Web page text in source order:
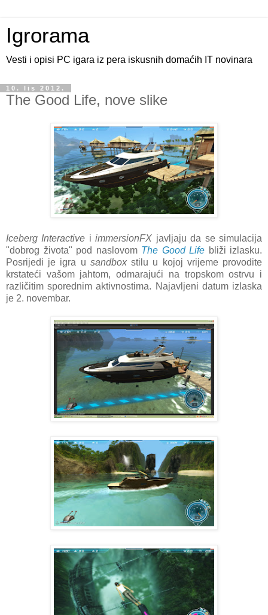
Igrorama
Vesti i opisi PC igara iz pera iskusnih domaćih IT novinara
10. lis 2012.
The Good Life, nove slike
Iceberg Interactive iimmersionFX javljaju da se simulacija
"dobrog života" pod naslovom The Good Life bliži izlasku.
Posrijedi je igra u sandboxstilu u kojoj vrijeme provodite
krstateći vašom jahtom, odmarajući na tropskom ostrvu i
različitim sporednim aktivnostima. Najavljeni datum izlaska
je 2. novembar.